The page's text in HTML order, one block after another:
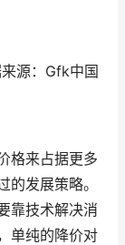
源：Gfk中国
格来占据更多
发展策略。
靠技术解决消
单纯的降价对